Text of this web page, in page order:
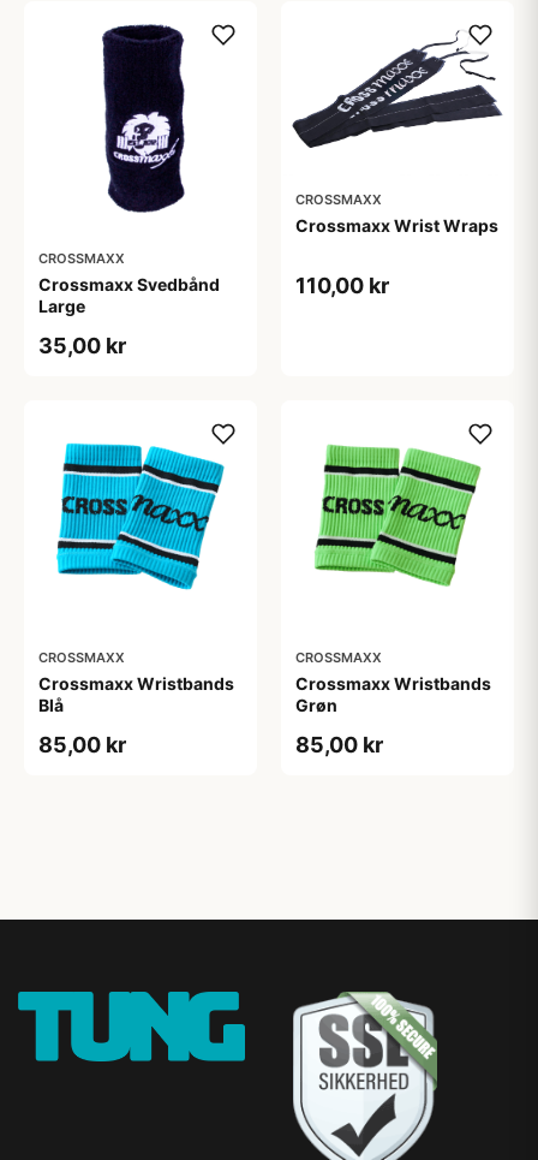
CROSSMAXX
Crossmaxx Svedbånd
Large
35,00 kr
CROSSMAXX
Crossmaxx Wrist Wraps
110,00 kr
CROSSMAXX
Crossmaxx Wristbands
Blå
85,00 kr
CROSSMAXX
Crossmaxx Wristbands
Grøn
85,00 kr